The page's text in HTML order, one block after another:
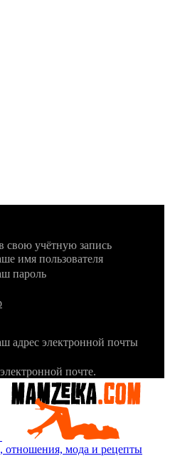
свою учётную запись
имя пользователя
пароль
адрес электронной почты
почте.
отношения, мода и рецепты